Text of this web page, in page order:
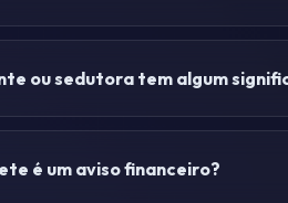
ou sedutora tem algum
é um aviso financeiro?